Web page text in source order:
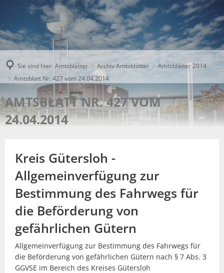
Sie sind hier: Amtsblätter Archiv Amtsblätter
Amtsblätter 2014
Amtsblatt Nr. 427 vom 24.04.2014
AMTSBLATT NR. 427 VOM
24.04.2014
Kreis Gütersloh -
Allgemeinverfügung zur
Bestimmung des Fahrwegs für
die Beförderung von
gefährlichen Gütern
Allgemeinverfügung zur Bestimmung des Fahrwegs für
die Beförderung von gefährlichen Gütern nach § 7 Abs. 3
GGVSE im Bereich des Kreises Gütersloh